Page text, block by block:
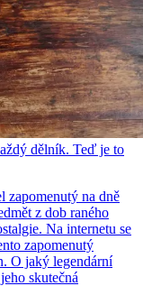
dělník. Teď je to
zapomenutý na dně
z dob raného
Na internetu se
zapomenutý
O jaký legendární
skutečná